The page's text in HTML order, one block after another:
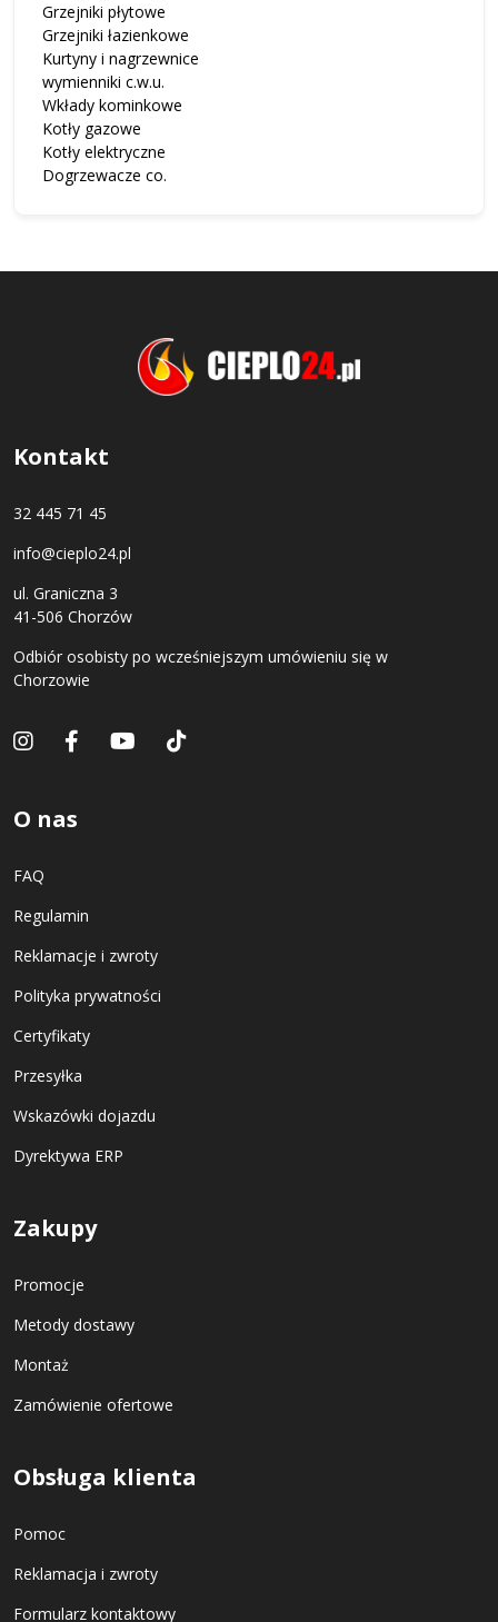
Grzejniki płytowe
Grzejniki łazienkowe
Kurtyny i nagrzewnice
wymienniki c.w.u.
Wkłady kominkowe
Kotły gazowe
Kotły elektryczne
Dogrzewacze co.
Kontakt
32 445 71 45
info@cieplo24.pl
ul. Graniczna 3
41-506 Chorzów
Odbiór osobisty po wcześniejszym umówieniu się w
Chorzowie
O nas
FAQ
Regulamin
Reklamacje i zwroty
Polityka prywatności
Certyfikaty
Przesyłka
Wskazówki dojazdu
Dyrektywa ERP
Zakupy
Promocje
Metody dostawy
Montaż
Zamówienie ofertowe
Obsługa klienta
Pomoc
Reklamacja i zwroty
Formularz kontaktowy